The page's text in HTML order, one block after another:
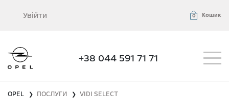
Увійти 0 Кошик
+38 044 591 71 71
OPEL ❯ ПОСЛУГИ ❯ VIDI SELECT